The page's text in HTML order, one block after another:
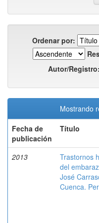
Ordenar por:
Autor/Registro:
Mostrando
Fecha de
publicación
Título
2013
Trastornos
del
José
Cuenca.